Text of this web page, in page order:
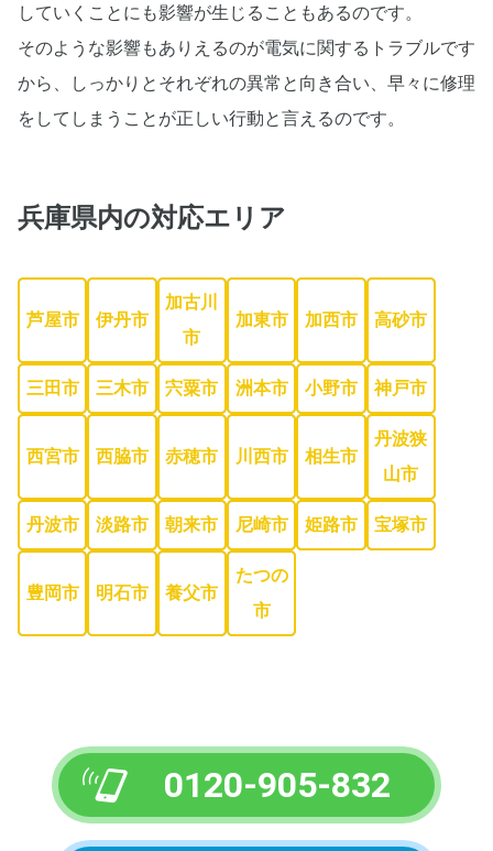
していくことにも影響が生じることもあるのです。
そのような影響もありえるのが電気に関するトラブルです
から、しっかりとそれぞれの異常と向き合い、早々に修理
をしてしまうことが正しい行動と言えるのです。
兵庫県内の対応エリア
芦屋市 伊丹市
加古川
市
加東市 加西市 高砂市
三田市 三木市 宍粟市 洲本市 小野市 神戸市
西宮市 西脇市 赤穂市 川西市 相生市
丹波狭
山市
丹波市 淡路市 朝来市 尼崎市 姫路市 宝塚市
豊岡市 明石市 養父市
たつの
市
0120-905-832